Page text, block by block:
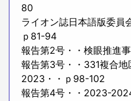
80
ライオン誌日本語版委員
ｐ81-94
報告第2号・・検眼推進
報告第3号・・331複合
2023・・ｐ98-102
報告第4号・・2023-